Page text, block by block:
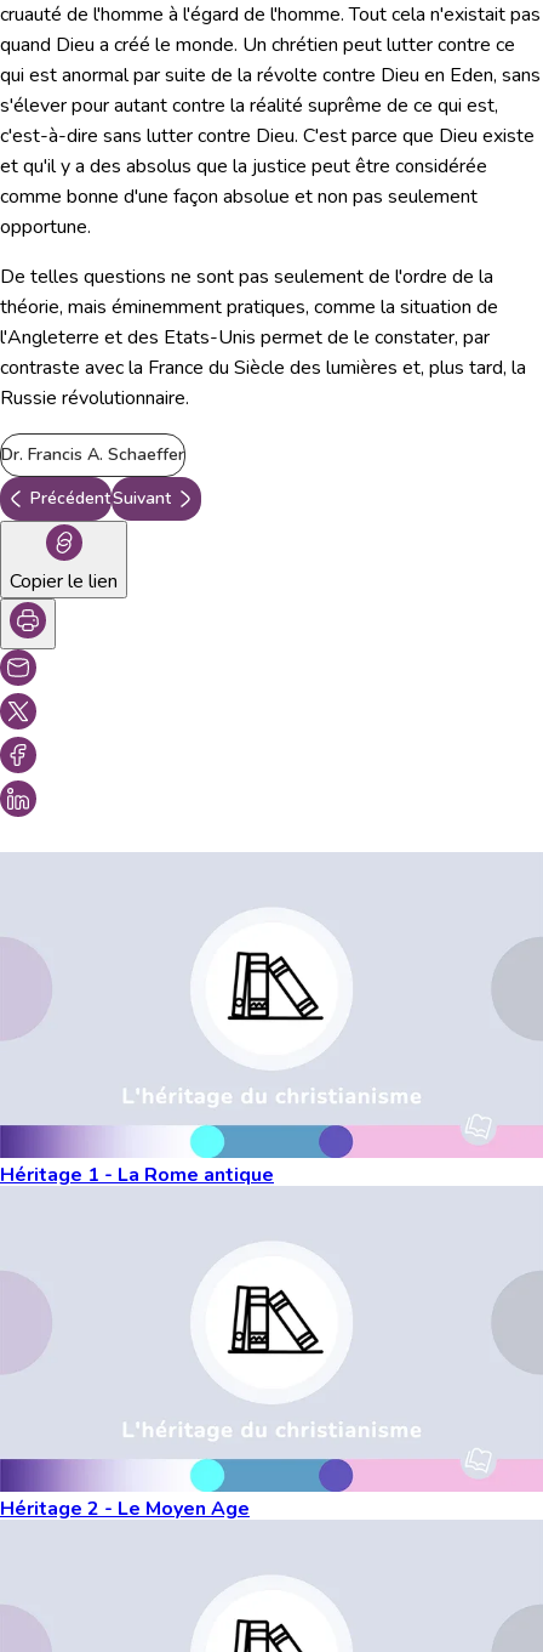
cruauté de l'homme à l'égard de l'homme. Tout cela n'existait pas
quand Dieu a créé le monde. Un chrétien peut lutter contre ce
qui est anormal par suite de la révolte contre Dieu en Eden, sans
s'élever pour autant contre la réalité suprême de ce qui est,
c'est-à-dire sans lutter contre Dieu. C'est parce que Dieu existe
et qu'il y a des absolus que la justice peut être considérée
comme bonne d'une façon absolue et non pas seulement
opportune.
De telles questions ne sont pas seulement de l'ordre de la
théorie, mais éminemment pratiques, comme la situation de
l'Angleterre et des Etats-Unis permet de le constater, par
contraste avec la France du Siècle des lumières et, plus tard, la
Russie révolutionnaire.
Dr. Francis A. Schaeffer
PrécédentSuivant
Copier le lien
Héritage 1 - La Rome antique
Héritage 2 - Le Moyen Age